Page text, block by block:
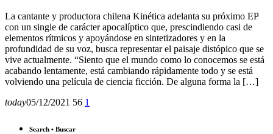
La cantante y productora chilena Kinética adelanta su próximo EP
con un single de carácter apocalíptico que, prescindiendo casi de
elementos rítmicos y apoyándose en sintetizadores y en la
profundidad de su voz, busca representar el paisaje distópico que se
vive actualmente. “Siento que el mundo como lo conocemos se está
acabando lentamente, está cambiando rápidamente todo y se está
volviendo una película de ciencia ficción. De alguna forma la […]
today05/12/2021 56 1
Search • Buscar